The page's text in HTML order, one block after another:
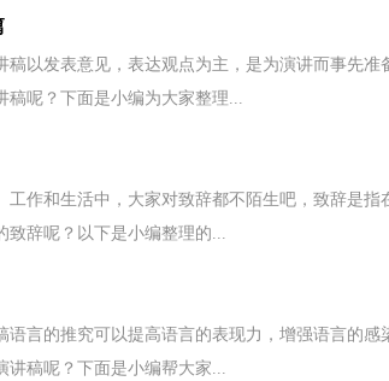
稿以发表意见，表达观点为主，是为演讲而事先
稿呢？下面是小编为大家整理...
工作和生活中，大家对致辞都不陌生吧，致辞是
致辞呢？以下是小编整理的...
语言的推究可以提高语言的表现力，增强语言的
讲稿呢？下面是小编帮大家...